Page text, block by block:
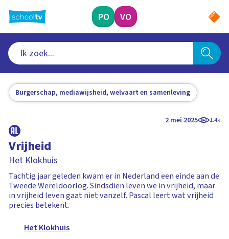
naar
hoofdinhoud
PO VO
Burgerschap, mediawijsheid, welvaart en samenleving
2 mei 2025 1.4k
Vrijheid
Het Klokhuis
Tachtig jaar geleden kwam er in Nederland een einde aan de
Tweede Wereldoorlog. Sindsdien leven we in vrijheid, maar
in vrijheid leven gaat niet vanzelf. Pascal leert wat vrijheid
precies betekent.
Het Klokhuis